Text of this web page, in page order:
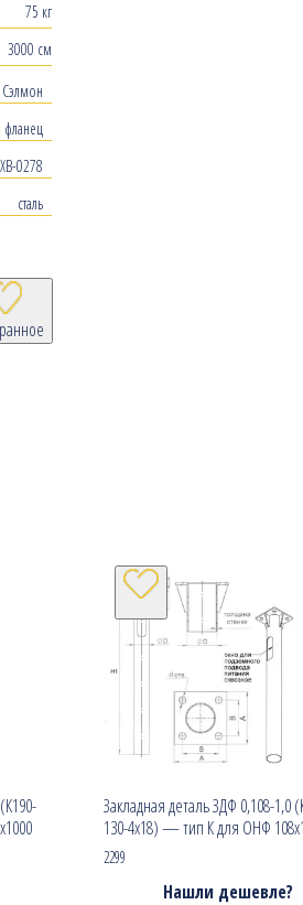
75 кг
3000 см
Сэлмон
фланец
0278
сталь
Закладная деталь ЗДФ 0,108-1,0
130-4х18) — тип К для ОНФ
2299
Нашли дешевле?